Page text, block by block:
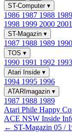
ST-Computer ▾
1986 1987 1988 1989
1998 1999 2000 2001
ST-Magazin ▾
1987 1988 1989 1990
TOS ▾
1990 1991 1992 1993
Atari Inside ▾
1994 1995 1996
ATARImagazin ▾
1987 1988 1989
Atari Phile Happy
ACE NSW Inside
← ST-Magazin 05 /